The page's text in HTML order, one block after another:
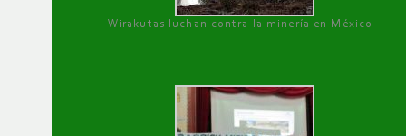
Wirakutas luchan contra la minería en México